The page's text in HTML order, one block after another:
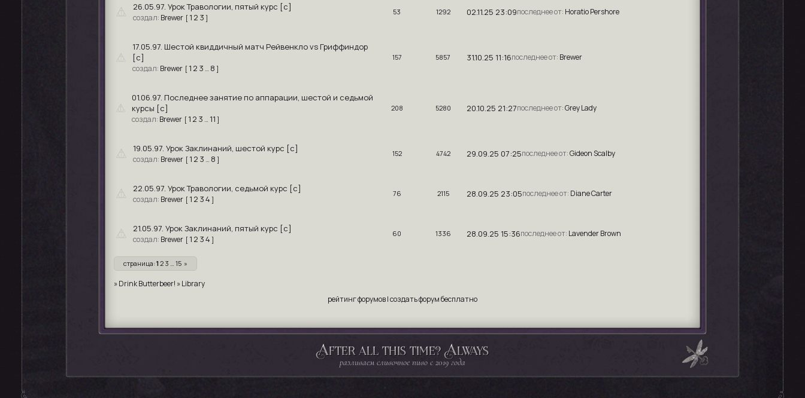
26.05.97. Урок Травологии, пятый курс [с]
Brewer [ 1 2 3 ]
53 1292 02.11.25 23:09 Horatio Pershore
17.05.97. Шестой квиддичный матч Рейвенкло vs Гриффиндор
[c]
Brewer [ 1 2 3 8 ]
157 5857 31.10.25 11:16 Brewer
01.06.97. Последнее занятие по аппарации, шестой и седьмой
курсы [с]
Brewer [ 1 2 3 11 ]
208 5280 20.10.25 21:27 Grey Lady
19.05.97. Урок Заклинаний, шестой курс [с]
Brewer [ 1 2 3 8 ]
152 4742 29.09.25 07:25 Gideon Scalby
22.05.97. Урок Травологии, седьмой курс [с]
Brewer [ 1 2 34 ]
76 2115 28.09.25 23:05 Diane Carter
21.05.97. Урок Заклинаний, пятый курс [с]
Brewer [ 1 2 34 ]
60 1336 28.09.25 15:36 Lavender Brown
страница: 1 2 3 15 »
»Drink Butterbeer! »Library
рейтинг форумов|создать форум бесплатно
After all this time? Always
разливаем сливочное пиво с 2019 года